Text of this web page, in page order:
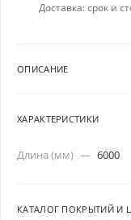
Доставка: срок и
ОПИСАНИЕ
ХАРАКТЕРИСТИКИ
Длина (мм) — 6000
КАТАЛОГ ПОКРЫТИЙ И